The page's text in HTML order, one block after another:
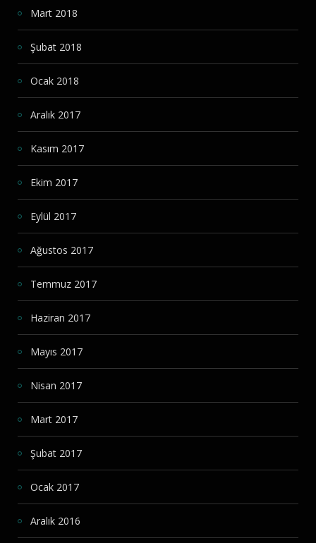
Mart 2018
Şubat 2018
Ocak 2018
Aralık 2017
Kasım 2017
Ekim 2017
Eylül 2017
Ağustos 2017
Temmuz 2017
Haziran 2017
Mayıs 2017
Nisan 2017
Mart 2017
Şubat 2017
Ocak 2017
Aralık 2016